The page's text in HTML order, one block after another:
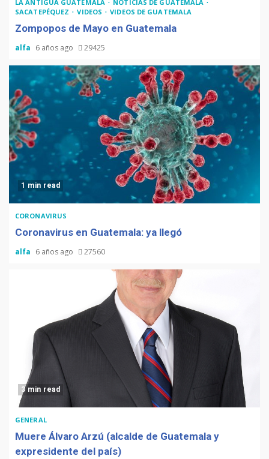
LA ANTIGUA GUATEMALA
NOTICIAS DE GUATEMALA
SACATEPÉQUEZ
VIDEOS VIDEOS DE GUATEMALA
Zompopos de Mayo en Guatemala
alfa 6 años ago 29425
1 min read
CORONAVIRUS
Coronavirus en Guatemala: ya llegó
alfa 6 años ago 27560
3 min read
GENERAL
Muere Álvaro Arzú (alcalde de Guatemala y
expresidente del país)